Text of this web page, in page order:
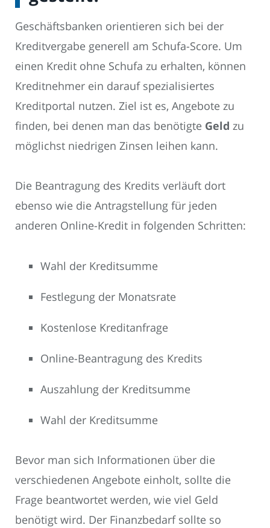
Geschäftsbanken orientieren sich bei der
Kreditvergabe generell am Schufa-Score. Um
einen Kredit ohne Schufa zu erhalten, können
Kreditnehmer ein darauf spezialisiertes
Kreditportal nutzen. Ziel ist es, Angebote zu
finden, bei denen man das benötigte Geld zu
möglichst niedrigen Zinsen leihen kann.
Die Beantragung des Kredits verläuft dort
ebenso wie die Antragstellung für jeden
anderen Online-Kredit in folgenden Schritten:
Wahl der Kreditsumme
Festlegung der Monatsrate
Kostenlose Kreditanfrage
Online-Beantragung des Kredits
Auszahlung der Kreditsumme
Wahl der Kreditsumme
Bevor man sich Informationen über die
verschiedenen Angebote einholt, sollte die
Frage beantwortet werden, wie viel Geld
benötigt wird. Der Finanzbedarf sollte so